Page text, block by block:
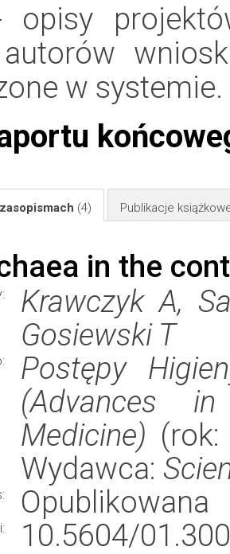
opisy
w systemie.
(4) Publikacje
in the
Krawczyk A,
Gosiewski T
Postępy
(Advances
Medicine)
Wydawca:
Opublikowana
10.5604/